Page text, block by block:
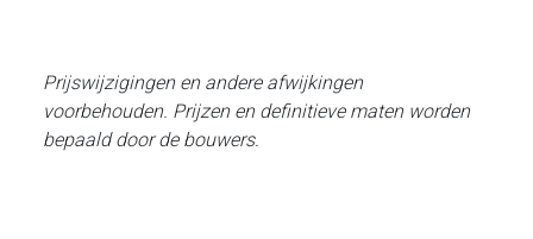
Prijswijzigingen en andere afwijkingen
voorbehouden. Prijzen en definitieve maten worden
bepaald door de bouwers.